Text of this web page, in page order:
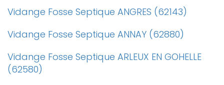
Vidange Fosse Septique ANGRES (62143)
Vidange Fosse Septique ANNAY (62880)
Vidange Fosse Septique ARLEUX EN GOHELLE
(62580)